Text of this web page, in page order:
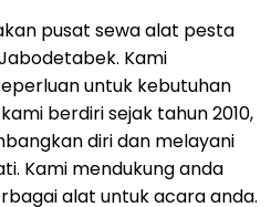
pusat sewa alat pesta
Kami
untuk kebutuhan
berdiri sejak tahun 2010,
diri dan melayani
Kami mendukung anda
alat untuk acara anda.